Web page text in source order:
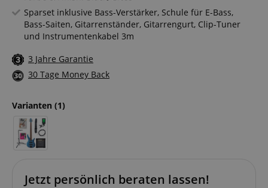
Sparset inklusive Bass-Verstärker, Schule für E-Bass,
Bass-Saiten, Gitarrenständer, Gitarrengurt, Clip-Tuner
und Instrumentenkabel 3m
3 Jahre Garantie
30 Tage Money Back
Varianten (1)
Jetzt persönlich beraten lassen!